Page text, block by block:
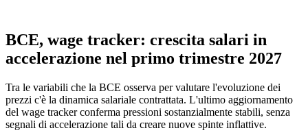
BCE, wage tracker: crescita salari in
accelerazione nel primo trimestre 2027
Tra le variabili che la BCE osserva per valutare l'evoluzione dei
prezzi c'è la dinamica salariale contrattata. L'ultimo aggiornamento
del wage tracker conferma pressioni sostanzialmente stabili, senza
segnali di accelerazione tali da creare nuove spinte inflattive.